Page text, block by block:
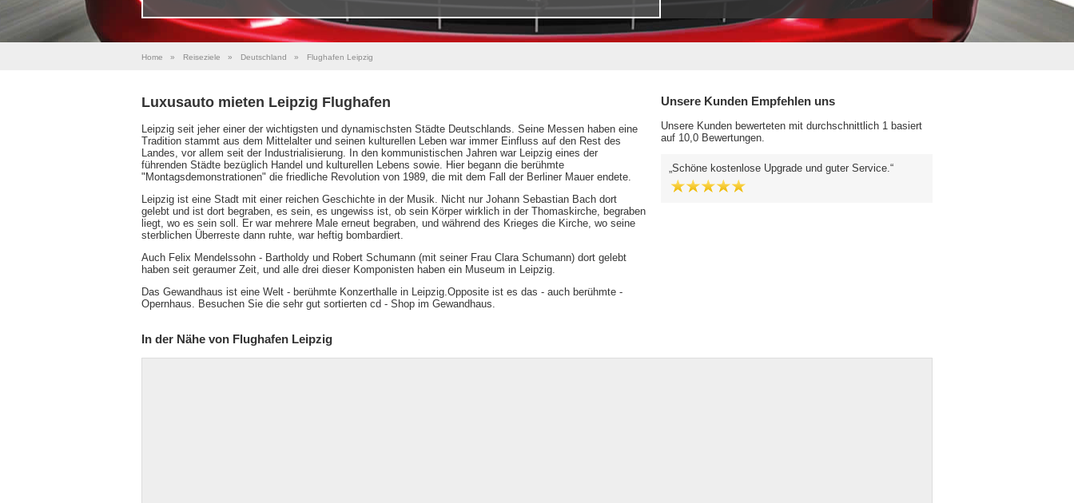
Home » Reiseziele » Deutschland » Flughafen Leipzig
Luxusauto mieten Leipzig Flughafen
Leipzig seit jeher einer der wichtigsten und dynamischsten Städte Deutschlands. Seine Messen haben eine
Tradition stammt aus dem Mittelalter und seinen kulturellen Leben war immer Einfluss auf den Rest des
Landes, vor allem seit der Industrialisierung. In den kommunistischen Jahren war Leipzig eines der
führenden Städte bezüglich Handel und kulturellen Lebens sowie. Hier begann die berühmte
"Montagsdemonstrationen" die friedliche Revolution von 1989, die mit dem Fall der Berliner Mauer endete.
Leipzig ist eine Stadt mit einer reichen Geschichte in der Musik. Nicht nur Johann Sebastian Bach dort
gelebt und ist dort begraben, es sein, es ungewiss ist, ob sein Körper wirklich in der Thomaskirche, begraben
liegt, wo es sein soll. Er war mehrere Male erneut begraben, und während des Krieges die Kirche, wo seine
sterblichen Überreste dann ruhte, war heftig bombardiert.
Auch Felix Mendelssohn - Bartholdy und Robert Schumann (mit seiner Frau Clara Schumann) dort gelebt
haben seit geraumer Zeit, und alle drei dieser Komponisten haben ein Museum in Leipzig.
Das Gewandhaus ist eine Welt - berühmte Konzerthalle in Leipzig.Opposite ist es das - auch berühmte -
Opernhaus. Besuchen Sie die sehr gut sortierten cd - Shop im Gewandhaus.
Unsere Kunden Empfehlen uns
Unsere Kunden bewerteten mit durchschnittlich 1 basiert
auf 10,0 Bewertungen.
Schöne kostenlose Upgrade und guter Service.
In der Nähe von Flughafen Leipzig